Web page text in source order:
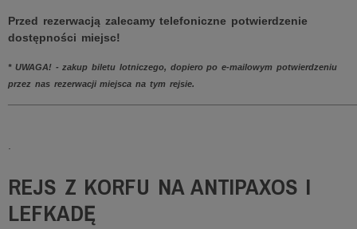
Przed rezerwacją zalecamy telefoniczne potwierdzenie
dostępności miejsc!
* UWAGA! - zakup biletu lotniczego, dopiero po e-mailowym potwierdzeniu
przez nas rezerwacji miejsca na tym rejsie.
REJS Z KORFU NA ANTIPAXOS I
LEFKADĘ